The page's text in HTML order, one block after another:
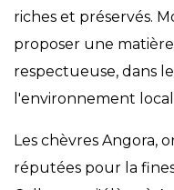
riches et préservés.
proposer une
respectueuse, dans
l'environnement
Les chèvres Angora,
réputées pour la